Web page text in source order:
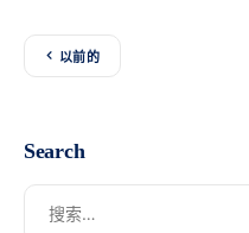
以前的
Search